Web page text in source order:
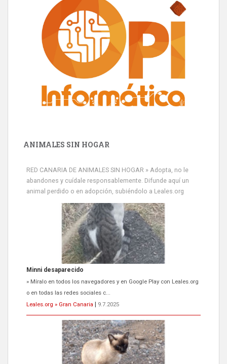
ANIMALES SIN HOGAR
RED CANARIA DE ANIMALES SIN HOGAR » Adopta, no le
abandones y cuídale responsablemente. Difunde aquí un
animal perdido o en adopción, subiéndolo a Leales.org
Minni desaparecido
» Míralo en todos los navegadores y en Google Play con Leales.org
o en todas las redes sociales c...
Leales.org » Gran Canaria
9.7.2025